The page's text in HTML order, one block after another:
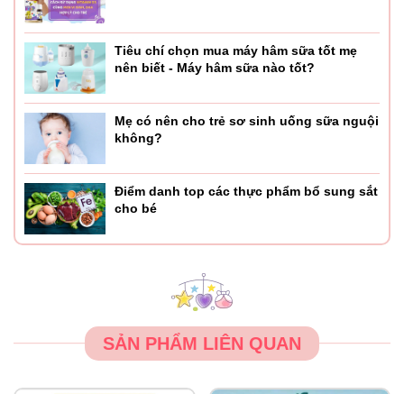
Tiêu chí chọn mua máy hâm sữa tốt mẹ
nên biết - Máy hâm sữa nào tốt?
Mẹ có nên cho trẻ sơ sinh uống sữa nguội
không?
Điểm danh top các thực phẩm bổ sung sắt
cho bé
SẢN PHẨM LIÊN QUAN